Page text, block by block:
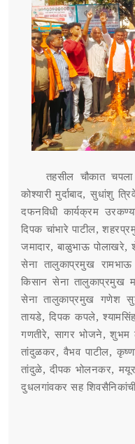
तहसील चौकात चपला
कोश्यारी मुर्दाबाद, सुधांशु
दफनविधी कार्यक्रम
दिपक चांभारे पाटील,
जमादार, बाळुभाऊ
सेना तालुकाप्रमुख
किसान सेना तालुकाप्रमुख
सेना तालुकाप्रमुख गणेश
तायडे, दिपक कपले,
गणतीरे, सागर भोजने, शुभम
तांदुळकर, वैभव पाटील,
तांदुळे, दीपक भोलनकर,
दुधलगांवकर सह शिवसैनिकांची